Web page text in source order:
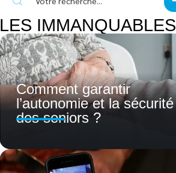
LES IMMANQUABLES
Comment garantir
l’autonomie et la sécurité
des seniors ?